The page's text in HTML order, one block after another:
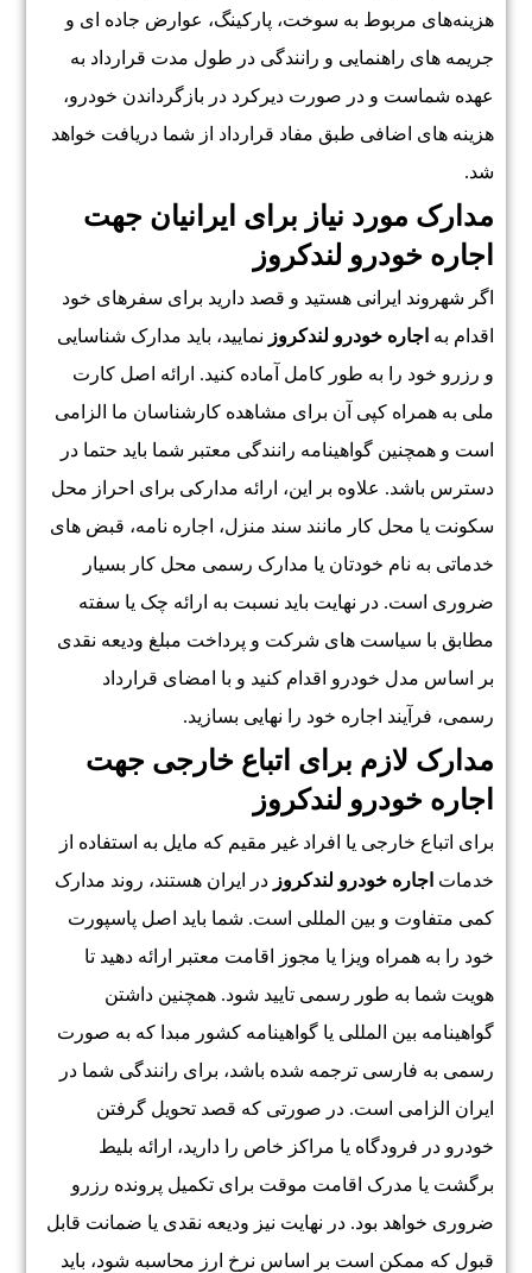
هزینه‌های مربوط به سوخت، پارکینگ، عوارض جاده ای و
جریمه های راهنمایی و رانندگی در طول مدت قرارداد به
عهده شماست و در صورت دیرکرد در بازگرداندن خودرو،
هزینه های اضافی طبق مفاد قرارداد از شما دریافت خواهد
شد.
مدارک مورد نیاز برای ایرانیان جهت
اجاره خودرو لندکروز
اگر شهروند ایرانی هستید و قصد دارید برای سفرهای خود
اقدام به اجاره خودرو لندکروز نمایید، باید مدارک شناسایی
و رزرو خود را به طور کامل آماده کنید. ارائه اصل کارت
ملی به همراه کپی آن برای مشاهده کارشناسان ما الزامی
است و همچنین گواهینامه رانندگی معتبر شما باید حتما در
دسترس باشد. علاوه بر این، ارائه مدارکی برای احراز محل
سکونت یا محل کار مانند سند منزل، اجاره نامه، قبض های
خدماتی به نام خودتان یا مدارک رسمی محل کار بسیار
ضروری است. در نهایت باید نسبت به ارائه چک یا سفته
مطابق با سیاست های شرکت و پرداخت مبلغ ودیعه نقدی
بر اساس مدل خودرو اقدام کنید و با امضای قرارداد
رسمی، فرآیند اجاره خود را نهایی بسازید.
مدارک لازم برای اتباع خارجی جهت
اجاره خودرو لندکروز
برای اتباع خارجی یا افراد غیر مقیم که مایل به استفاده از
خدمات اجاره خودرو لندکروز در ایران هستند، روند مدارک
کمی متفاوت و بین المللی است. شما باید اصل پاسپورت
خود را به همراه ویزا یا مجوز اقامت معتبر ارائه دهید تا
هویت شما به طور رسمی تایید شود. همچنین داشتن
گواهینامه بین المللی یا گواهینامه کشور مبدا که به صورت
رسمی به فارسی ترجمه شده باشد، برای رانندگی شما در
ایران الزامی است. در صورتی که قصد تحویل گرفتن
خودرو در فرودگاه یا مراکز خاص را دارید، ارائه بلیط
برگشت یا مدرک اقامت موقت برای تکمیل پرونده رزرو
ضروری خواهد بود. در نهایت نیز ودیعه نقدی یا ضمانت قابل
قبول که ممکن است بر اساس نرخ ارز محاسبه شود، باید